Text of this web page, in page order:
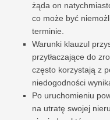
żąda on
co może być
terminie.
Warunki klauzul
przytłaczające do
często korzystają z
niedogodności
Po uruchomieniu
na utratę swojej